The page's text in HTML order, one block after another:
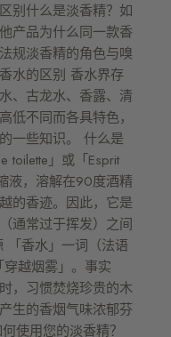
别什么是淡香精？如
产品为什么同一款香
规淡香精的角色与嗅
水的区别 香水界存
、古龙水、香露、清
低不同而各具特色，
一些知识。 什么是
toilette」或「Esprit
液，溶解在90度酒精
的香迹。因此，它是
通常过于挥发）之间
「香水」一词（法语
穿越烟雾」。事实
，习惯焚烧珍贵的木
生的香烟气味浓郁芬
使用您的淡香精？